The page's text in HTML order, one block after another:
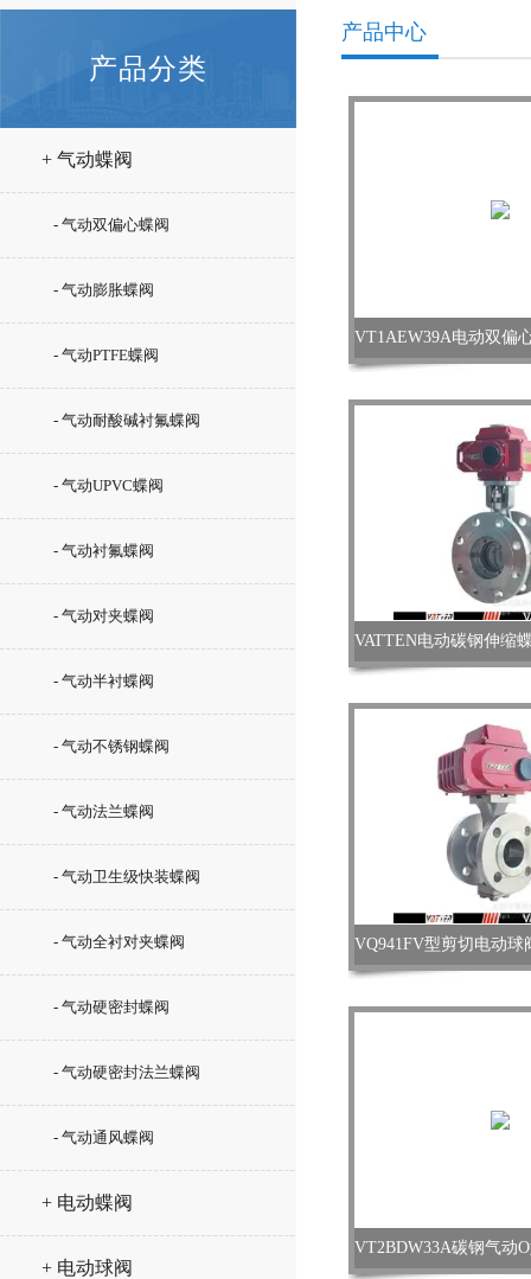
产品分类
+ 气动蝶阀
- 气动双偏心蝶阀
- 气动膨胀蝶阀
- 气动PTFE蝶阀
- 气动耐酸碱衬氟蝶阀
- 气动UPVC蝶阀
- 气动衬氟蝶阀
- 气动对夹蝶阀
- 气动半衬蝶阀
- 气动不锈钢蝶阀
- 气动法兰蝶阀
- 气动卫生级快装蝶阀
- 气动全衬对夹蝶阀
- 气动硬密封蝶阀
- 气动硬密封法兰蝶阀
- 气动通风蝶阀
+ 电动蝶阀
+ 电动球阀
产品中心